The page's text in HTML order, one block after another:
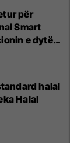
për
Smart
e dytë
halal